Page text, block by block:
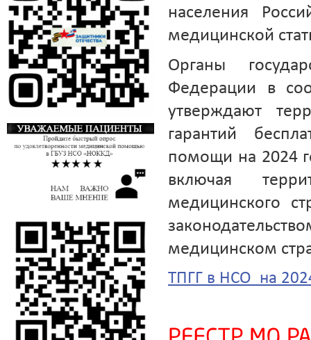
населения
медицинской
Органы
Федерации в
утверждают
гарантий
помощи на 2024
включая
медицинского
медицинском
ТПГГ в НСО на